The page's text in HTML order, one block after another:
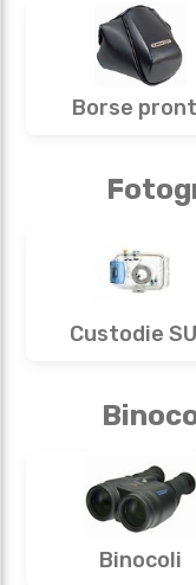
Borse
Custodie
Binocoli